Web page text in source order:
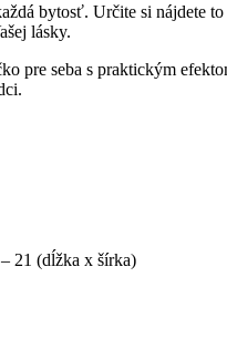
bytosť. Určite si nájdete to
lásky.
pre seba s praktickým
21 (dĺžka x šírka)